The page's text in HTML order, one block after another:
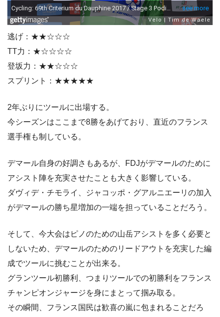
逃げ：★★☆☆☆
TT力：★☆☆☆☆
登坂力：★★☆☆☆
スプリント：★★★★★
2年ぶりにツールに出場する。
今シーズンはここまで8勝をあげており、直近のフランス
選手権も制している。
デマール自身の好調さもあるが、FDJがデマールのために
アシスト陣を充実させたことも大きく影響している。
ダヴィデ・チモライ、ジャコッポ・グアルニエーリの加入
がデマールの勝ち星増加の一端を担っていることだろう。
そして、今大会はピノのための山岳アシストを多く必要と
しないため、デマールのためのリードアウトを充実した編
成でツールに挑むことが出来る。
グランツール初勝利、つまりツールでの初勝利をフランス
チャンピオンジャージを身にまとって掴み取る。
その瞬間、フランス国民は歓喜の嵐に包まれることだろ